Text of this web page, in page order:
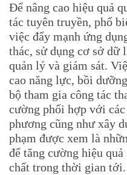
Để nâng cao hiệu quả
tác tuyên truyền, phổ
việc đẩy mạnh ứng
thác, sử dụng cơ sở dữ
quản lý và giám sát.
cao năng lực, bồi
bộ tham gia công tác
cường phối hợp với
phương cũng như xây
phạm được xem là
để tăng cường hiệu
chất trong thời gian tới.